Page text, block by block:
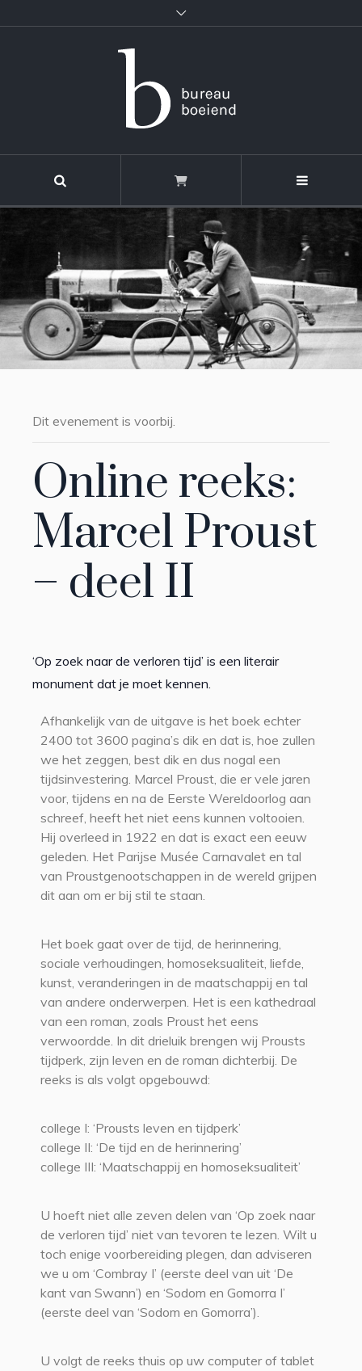
Dit evenement is voorbij.
Online reeks:
Marcel Proust
– deel II
‘Op zoek naar de verloren tijd’ is een literair
monument dat je moet kennen.
Afhankelijk van de uitgave is het boek echter
2400 tot 3600 pagina’s dik en dat is, hoe zullen
we het zeggen, best dik en dus nogal een
tijdsinvestering. Marcel Proust, die er vele jaren
voor, tijdens en na de Eerste Wereldoorlog aan
schreef, heeft het niet eens kunnen voltooien.
Hij overleed in 1922 en dat is exact een eeuw
geleden. Het Parijse Musée Carnavalet en tal
van Proustgenootschappen in de wereld grijpen
dit aan om er bij stil te staan.
Het boek gaat over de tijd, de herinnering,
sociale verhoudingen, homoseksualiteit, liefde,
kunst, veranderingen in de maatschappij en tal
van andere onderwerpen. Het is een kathedraal
van een roman, zoals Proust het eens
verwoordde. In dit drieluik brengen wij Prousts
tijdperk, zijn leven en de roman dichterbij. De
reeks is als volgt opgebouwd:
college I: ‘Prousts leven en tijdperk’
college II: ‘De tijd en de herinnering’
college III: ‘Maatschappij en homoseksualiteit’
U hoeft niet alle zeven delen van ‘Op zoek naar
de verloren tijd’ niet van tevoren te lezen. Wilt u
toch enige voorbereiding plegen, dan adviseren
we u om ‘Combray I’ (eerste deel van uit ‘De
kant van Swann’) en ‘Sodom en Gomorra I’
(eerste deel van ‘Sodom en Gomorra’).
U volgt de reeks thuis op uw computer of tablet